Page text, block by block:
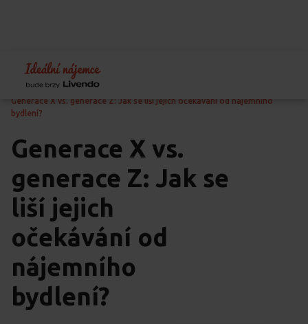
Home Blog
Jak pronajímat byt
Generace X vs. generace Z: Jak se liší jejich očekávání od nájemního
bydlení?
Generace X vs.
generace Z: Jak se
liší jejich
očekávání od
nájemního
bydlení?